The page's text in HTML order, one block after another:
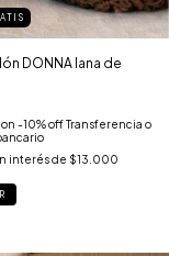
DONNA lana de
-10% off Transferencia o
interés de $13.000